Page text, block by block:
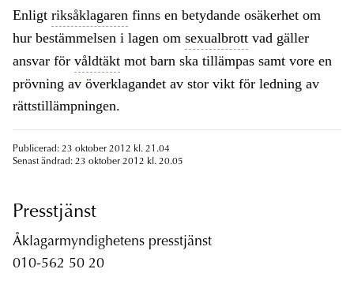
Enligt riksåklagaren finns en betydande osäkerhet om
hur bestämmelsen i lagen om sexualbrott vad gäller
ansvar för våldtäkt mot barn ska tillämpas samt vore en
prövning av överklagandet av stor vikt för ledning av
rättstillämpningen.
Publicerad: 23 oktober 2012 kl. 21.04
Senast ändrad: 23 oktober 2012 kl. 20.05
Presstjänst
Åklagarmyndighetens presstjänst
010-562 50 20